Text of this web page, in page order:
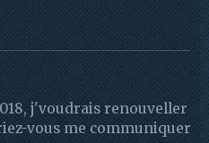
j'voudrais renouveller
vous me communiquer